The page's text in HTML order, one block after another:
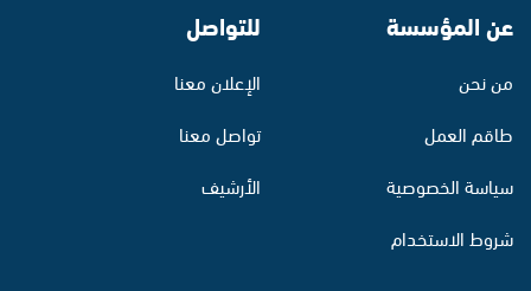
عن المؤسسة
من نحن
طاقم العمل
سياسة الخصوصية
شروط الاستخدام
للتواصل
الإعلان معنا
تواصل معنا
الأرشيف